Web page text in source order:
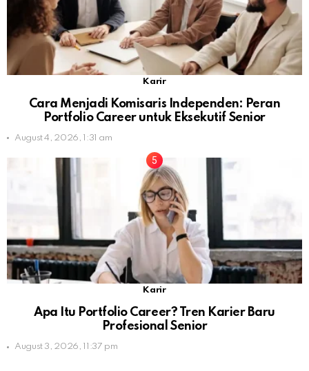
Karir
Cara Menjadi Komisaris Independen: Peran
Portfolio Career untuk Eksekutif Senior
August 4, 2026, 1:31 am
Karir
Apa Itu Portfolio Career? Tren Karier Baru
Profesional Senior
August 3, 2026, 11:37 pm